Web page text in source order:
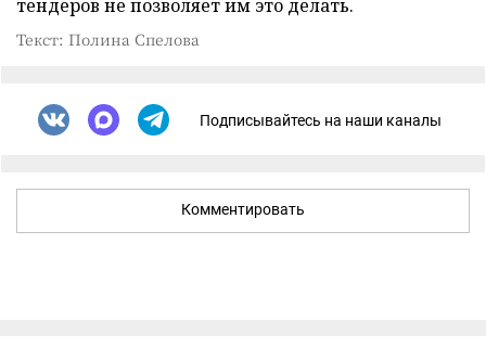
тендеров не позволяет им это делать.
Текст: Полина Спелова
Подписывайтесь на наши каналы
Комментировать